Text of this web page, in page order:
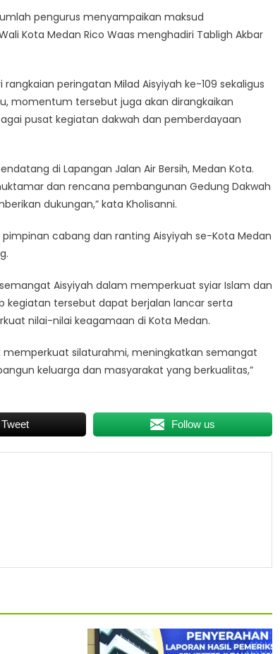
pengurus menyampaikan maksud
Kota Medan Rico Waas menghadiri Tabligh Akbar
peringatan Milad Aisyiyah ke-109 sekaligus
momentum tersebut juga akan dirangkaikan
pusat kegiatan dakwah dan pemberdayaan
di Lapangan Jalan Air Bersih, Medan Kota.
dan rencana pembangunan Gedung Dakwah
dukungan,” kata Kholisanni.
cabang dan ranting Aisyiyah se-Kota Medan
Aisyiyah dalam memperkuat syiar Islam dan
kegiatan tersebut dapat berjalan lancar serta
nilai-nilai keagamaan di Kota Medan.
silaturahmi, meningkatkan semangat
keluarga dan masyarakat yang berkualitas,”
Tweet Follow us